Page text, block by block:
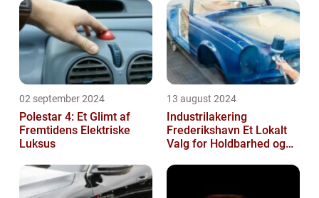
02 september 2024
Polestar 4: Et Glimt af
Fremtidens Elektriske
Luksus
13 august 2024
Industrilakering
Frederikshavn Et Lokalt
Valg for Holdbarhed og